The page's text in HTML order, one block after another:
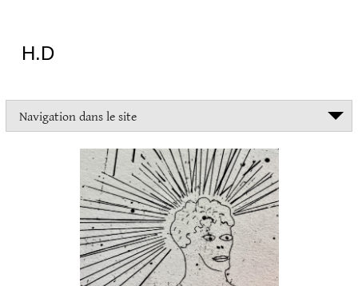
H.D
Navigation dans le site